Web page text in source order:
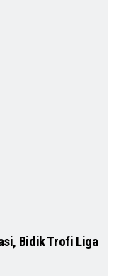
Bidik Trofi Liga